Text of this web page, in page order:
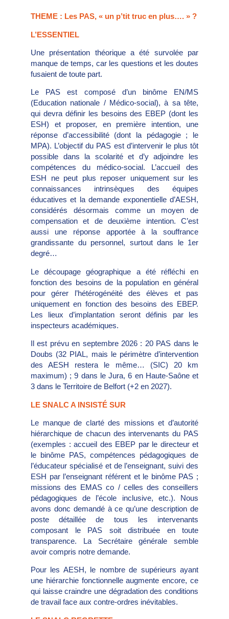
THEME : Les PAS, « un p’tit truc en plus…. » ?
L’ESSENTIEL
Une présentation théorique a été survolée par
manque de temps, car les questions et les doutes
fusaient de toute part.
Le PAS est composé d’un binôme EN/MS
(Education nationale / Médico-social), à sa tête,
qui devra définir les besoins des EBEP (dont les
ESH) et proposer, en première intention, une
réponse d’accessibilité (dont la pédagogie ; le
MPA). L’objectif du PAS est d’intervenir le plus tôt
possible dans la scolarité et d’y adjoindre les
compétences du médico-social. L’accueil des
ESH ne peut plus reposer uniquement sur les
connaissances intrinsèques des équipes
éducatives et la demande exponentielle d’AESH,
considérés désormais comme un moyen de
compensation et de deuxième intention. C’est
aussi une réponse apportée à la souffrance
grandissante du personnel, surtout dans le 1er
degré…
Le découpage géographique a été réfléchi en
fonction des besoins de la population en général
pour gérer l’hétérogénéité des élèves et pas
uniquement en fonction des besoins des EBEP.
Les lieux d’implantation seront définis par les
inspecteurs académiques.
Il est prévu en septembre 2026 : 20 PAS dans le
Doubs (32 PIAL, mais le périmètre d’intervention
des AESH restera le même… (SIC) 20 km
maximum) ; 9 dans le Jura, 6 en Haute-Saône et
3 dans le Territoire de Belfort (+2 en 2027).
LE SNALC A INSISTÉ SUR
Le manque de clarté des missions et d’autorité
hiérarchique de chacun des intervenants du PAS
(exemples : accueil des EBEP par le directeur et
le binôme PAS, compétences pédagogiques de
l’éducateur spécialisé et de l’enseignant, suivi des
ESH par l’enseignant référent et le binôme PAS ;
missions des EMAS co / celles des conseillers
pédagogiques de l’école inclusive, etc.). Nous
avons donc demandé à ce qu’une description de
poste détaillée de tous les intervenants
composant le PAS soit distribuée en toute
transparence. La Secrétaire générale semble
avoir compris notre demande.
Pour les AESH, le nombre de supérieurs ayant
une hiérarchie fonctionnelle augmente encore, ce
qui laisse craindre une dégradation des conditions
de travail face aux contre-ordres inévitables.